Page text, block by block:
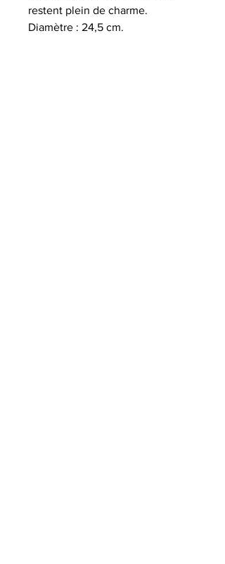
restent plein de charme.
Diamètre : 24,5 cm.